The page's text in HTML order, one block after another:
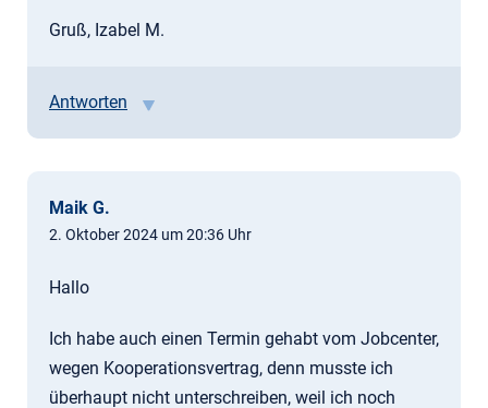
Gruß, Izabel M.
Antworten
Maik G.
2. Oktober 2024 um 20:36 Uhr
Hallo
Ich habe auch einen Termin gehabt vom Jobcenter,
wegen Kooperationsvertrag, denn musste ich
überhaupt nicht unterschreiben, weil ich noch